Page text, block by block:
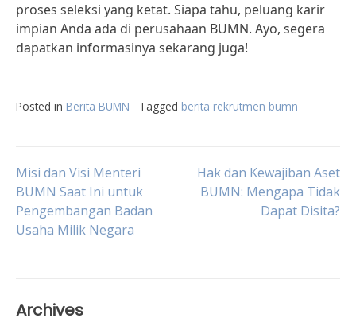
proses seleksi yang ketat. Siapa tahu, peluang karir
impian Anda ada di perusahaan BUMN. Ayo, segera
dapatkan informasinya sekarang juga!
Posted in Berita BUMN Tagged berita rekrutmen bumn
Post
navigation
Misi dan Visi Menteri
BUMN Saat Ini untuk
Pengembangan Badan
Usaha Milik Negara
Hak dan Kewajiban Aset
BUMN: Mengapa Tidak
Dapat Disita?
Archives